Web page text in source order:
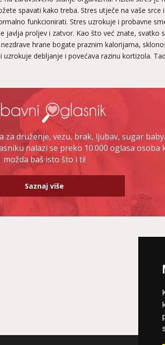
spavati kako treba. Stres utječe na vaše srce
funkcionirati. Stres uzrokuje i probavne
javlja proljev i zatvor. Kao što već znate, svatko
hrane bogate praznim kalorijama,
debljanje i povećava razinu kortizola.
druženje, vezu, brak, ljubav, sugar
nalazi se preko 10.000 oglasa osoba
možda baš isto što i ti!
Saznaj više